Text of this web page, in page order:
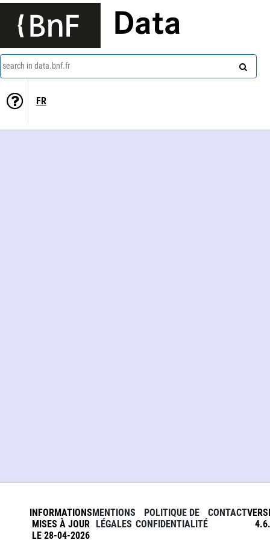
Data
search in data.bnf.fr
FR
INFORMATIONS
MISES À JOUR
LE 28-04-2026
MENTIONS
LÉGALES
POLITIQUE DE
CONFIDENTIALITÉ
CONTACT